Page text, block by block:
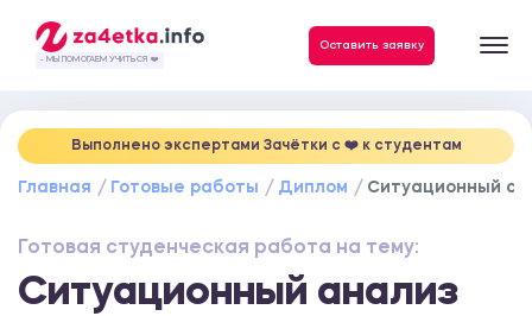
- МЫ ПОМОГАЕМ УЧИТЬСЯ ❤️
Оставить заявку
Выполнено экспертами Зачётки c ❤️ к студентам
Главная Готовые работы Диплом Ситуационный
Готовая студенческая работа на тему:
Ситуационный анализ